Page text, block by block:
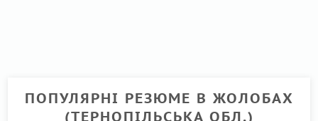
ПОПУЛЯРНІ РЕЗЮМЕ В ЖОЛОБАХ
(ТЕРНОПІЛЬСЬКА ОБЛ.)